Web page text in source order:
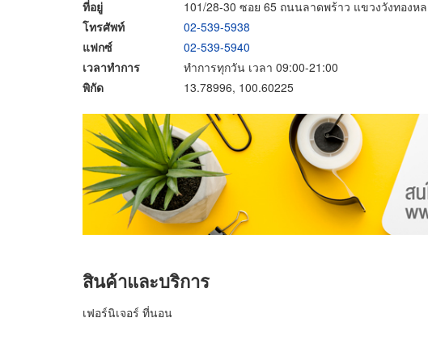
ที่อยู่
101/28-30 ซอย 65 ถนนลาดพร้าว แขวงวังทองห
โทรศัพท์
02-539-5938
แฟกซ์
02-539-5940
เวลาทำการ
ทำการทุกวัน เวลา 09:00-21:00
พิกัด
13.78996, 100.60225
สินค้าและบริการ
เฟอร์นิเจอร์ ที่นอน